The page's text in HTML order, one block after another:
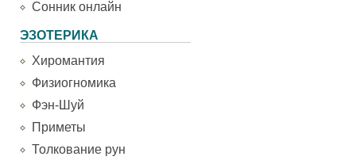
Сонник онлайн
ЭЗОТЕРИКА
Хиромантия
Физиогномика
Фэн-Шуй
Приметы
Толкование рун